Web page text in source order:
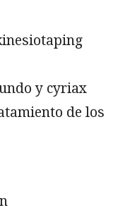
y cyriax
de los